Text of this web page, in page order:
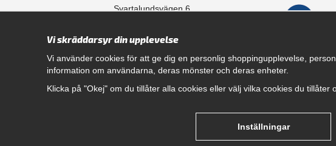
Svartalundsvägen 6
556861-0256
Öppettider
Hitta rätt dragkrok till din bil
Vi skräddarsyr din upplevelse
Vi använder cookies för att ge dig en personlig shoppingupplevelse,
information om användarna, deras mönster och deras enheter.
Klicka på "Okej" om du tillåter alla cookies eller välj vilka cookies du
Inställningar